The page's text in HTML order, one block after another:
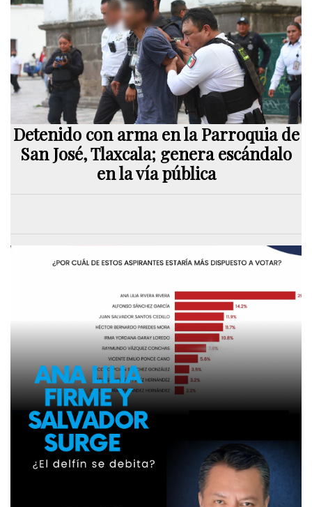
Detenido con arma en la Parroquia de
San José, Tlaxcala; genera escándalo
en la vía pública